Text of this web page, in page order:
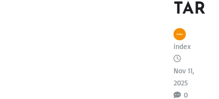
TAR
index
Nov 11,
2025
0